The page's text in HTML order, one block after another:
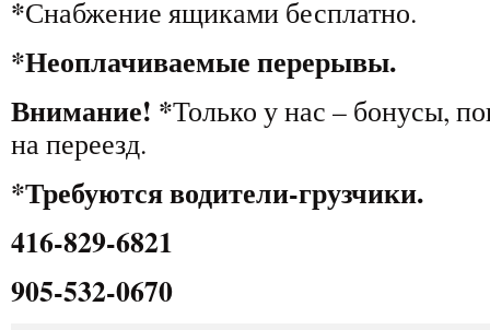
*Снабжение ящиками бесплатно.
*Неоплачиваемые перерывы.
Внимание! *Только у нас – бонусы,
на переезд.
*Требуются водители-грузчики.
416-829-6821
905-532-0670